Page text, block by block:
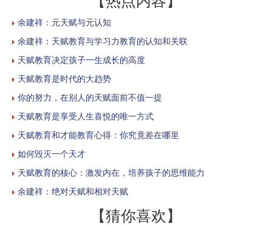
余建祥：元天赋与元认知
余建祥：天赋教育与学习力教育的认知和关联
天赋教育决定孩子一生成长的高度
天赋教育是时代的大趋势
你的努力，在别人的天赋面前不值一提
天赋教育是享受人生喜悦的唯一方式
天赋教育和才能教育心得：你究竟差在哪里
如何毁灭一个天才
天赋教育的核心：激发内在，培养孩子的思维能力
余建祥：绝对天赋和相对天赋
【猜你喜欢】